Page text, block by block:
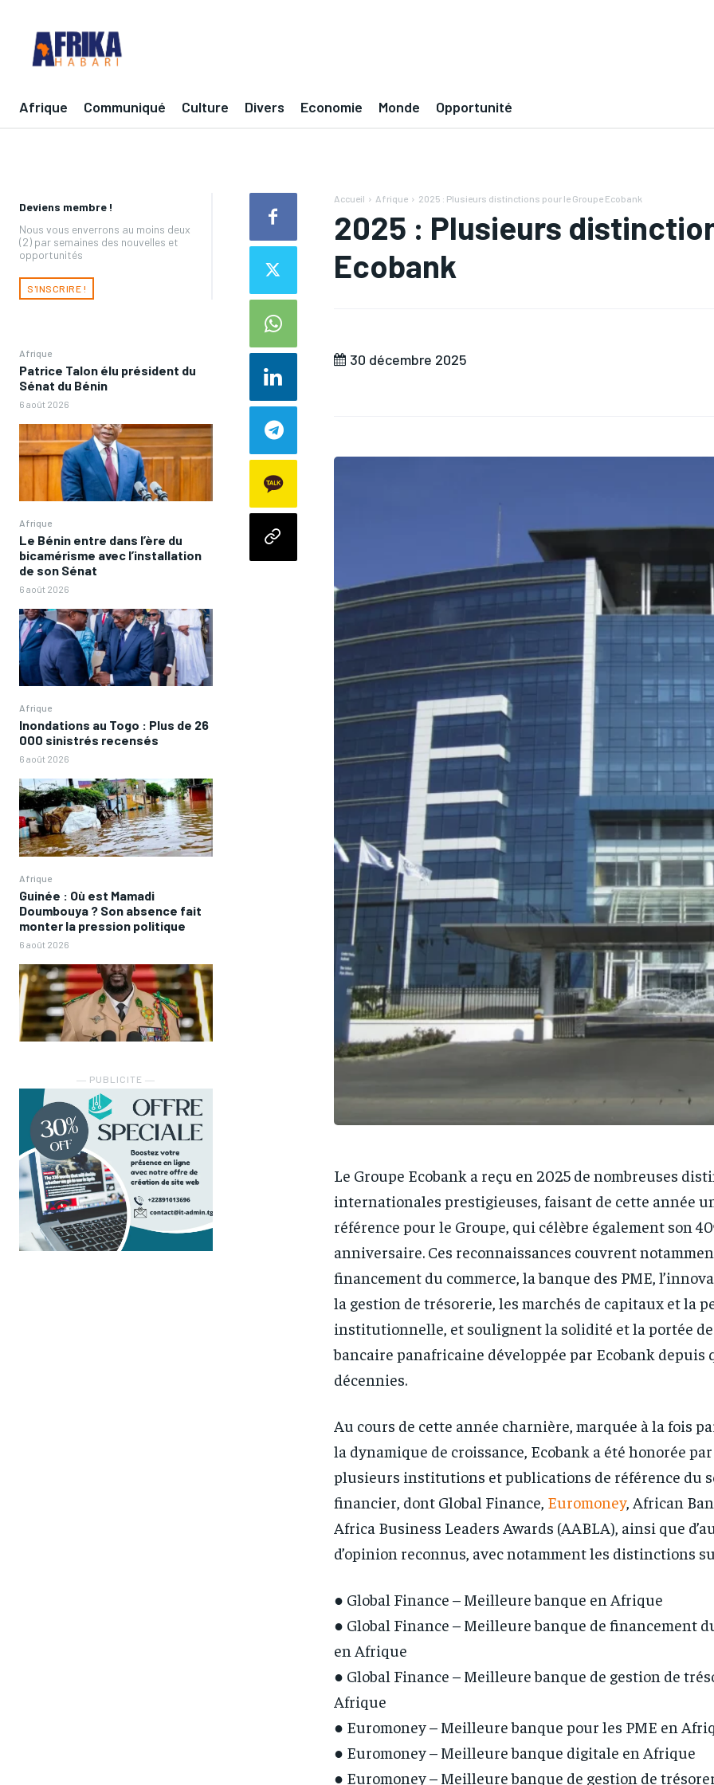
FOREVER
RECOMMENDED
FOREVER
RECOMMENDED
Afrique Communiqué Culture Divers Economie Monde Opportunité
Deviens membre !
Nous vous enverrons au moins deux
(2) par semaines des nouvelles et
opportunités
S'INSCRIRE !
Afrique
Patrice Talon élu président du
Sénat du Bénin
6 août 2026
Afrique
Le Bénin entre dans l’ère du
bicamérisme avec l’installation
de son Sénat
6 août 2026
Afrique
Inondations au Togo : Plus de 26
000 sinistrés recensés
6 août 2026
Afrique
Guinée : Où est Mamadi
Doumbouya ? Son absence fait
monter la pression politique
6 août 2026
― PUBLICITE ―
Accueil Afrique 2025 : Plusieurs distinctions pour le Groupe Ecobank
2025 : Plusieurs
Ecobank
30 décembre 2025
Le Groupe Ecobank a reçu en 2025 de nombreuses
internationales prestigieuses, faisant de cette année
référence pour le Groupe, qui célèbre également son
anniversaire. Ces reconnaissances couvrent
financement du commerce, la banque des PME,
la gestion de trésorerie, les marchés de capitaux et la
institutionnelle, et soulignent la solidité et la portée
bancaire panafricaine développée par Ecobank depuis
décennies.
Au cours de cette année charnière, marquée à la fois
la dynamique de croissance, Ecobank a été honorée
plusieurs institutions et publications de référence du
financier, dont Global Finance, Euromoney, African
Africa Business Leaders Awards (AABLA), ainsi que
d’opinion reconnus, avec notamment les distinctions
● Global Finance – Meilleure banque en Afrique
● Global Finance – Meilleure banque de financement
en Afrique
● Global Finance – Meilleure banque de gestion de
Afrique
● Euromoney – Meilleure banque pour les PME en
● Euromoney – Meilleure banque digitale en Afrique
● Euromoney – Meilleure banque de gestion de